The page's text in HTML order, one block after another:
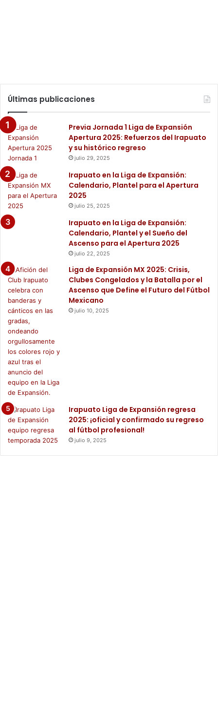
Últimas publicaciones
Previa Jornada 1 Liga de Expansión
Apertura 2025: Refuerzos del Irapuato
y su histórico regreso
julio 29, 2025
Irapuato en la Liga de Expansión:
Calendario, Plantel para el Apertura
2025
julio 25, 2025
Irapuato en la Liga de Expansión:
Calendario, Plantel y el Sueño del
Ascenso para el Apertura 2025
julio 22, 2025
Liga de Expansión MX 2025: Crisis,
Clubes Congelados y la Batalla por el
Ascenso que Define el Futuro del Fútbol
Mexicano
julio 10, 2025
Irapuato Liga de Expansión regresa
2025: ¡oficial y confirmado su regreso
al fútbol profesional!
julio 9, 2025